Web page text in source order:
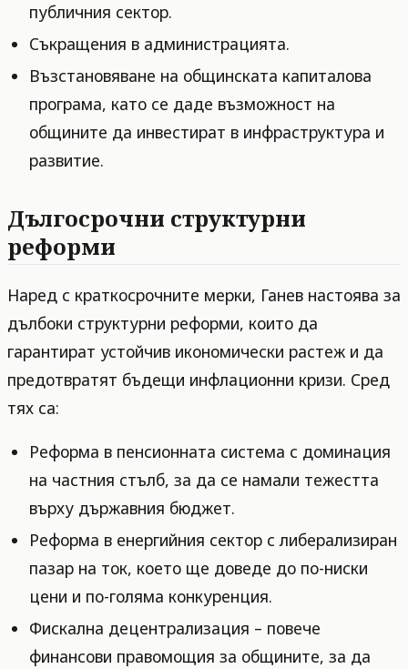
публичния сектор.
Съкращения в администрацията.
Възстановяване на общинската капиталова
програма, като се даде възможност на
общините да инвестират в инфраструктура и
развитие.
Дългосрочни структурни
реформи
Наред с краткосрочните мерки, Ганев настоява за
дълбоки структурни реформи, които да
гарантират устойчив икономически растеж и да
предотвратят бъдещи инфлационни кризи. Сред
тях са:
Реформа в пенсионната система с доминация
на частния стълб, за да се намали тежестта
върху държавния бюджет.
Реформа в енергийния сектор с либерализиран
пазар на ток, което ще доведе до по-ниски
цени и по-голяма конкуренция.
Фискална децентрализация – повече
финансови правомощия за общините, за да